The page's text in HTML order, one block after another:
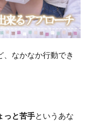
なかなか行動でき
っと苦手というあな